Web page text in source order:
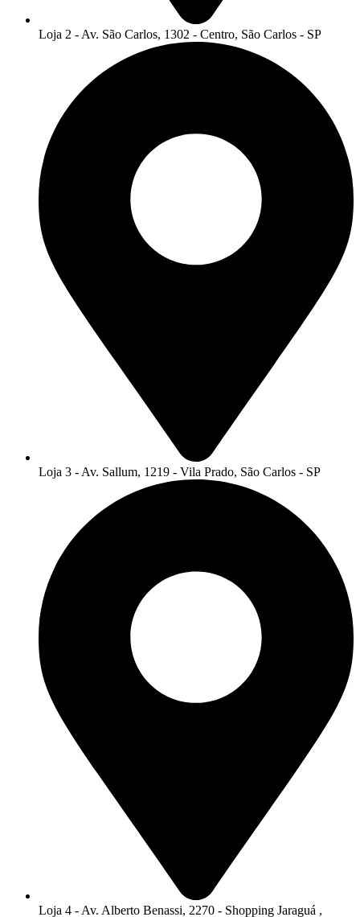
Loja 2 - Av. São Carlos, 1302 - Centro, São Carlos - SP
Loja 3 - Av. Sallum, 1219 - Vila Prado, São Carlos - SP
Loja 4 - Av. Alberto Benassi, 2270 - Shopping Jaraguá ,